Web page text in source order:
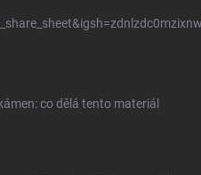
co dělá tento materiál